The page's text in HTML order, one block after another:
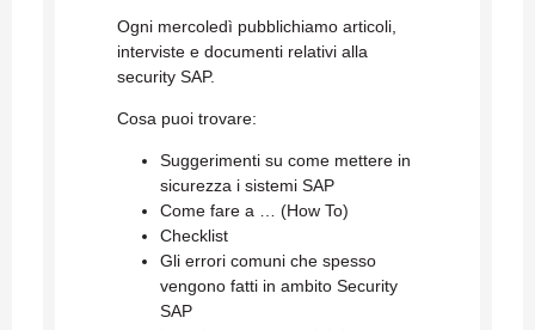
Ogni mercoledì pubblichiamo articoli,
interviste e documenti relativi alla
security SAP.
Cosa puoi trovare:
Suggerimenti su come mettere in
sicurezza i sistemi SAP
Come fare a … (How To)
Checklist
Gli errori comuni che spesso
vengono fatti in ambito Security
SAP